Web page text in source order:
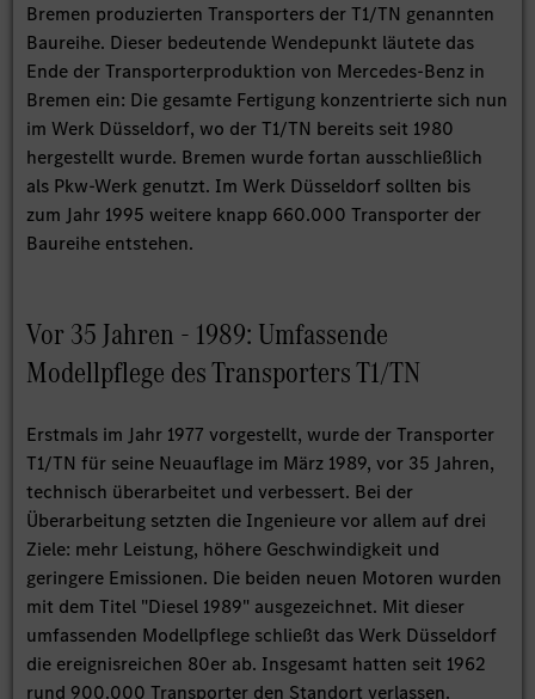
Bremen produzierten Transporters der T1/TN genannten
Baureihe. Dieser bedeutende Wendepunkt läutete das
Ende der Transporterproduktion von Mercedes-Benz in
Bremen ein: Die gesamte Fertigung konzentrierte sich nun
im Werk Düsseldorf, wo der T1/TN bereits seit 1980
hergestellt wurde. Bremen wurde fortan ausschließlich
als Pkw-Werk genutzt. Im Werk Düsseldorf sollten bis
zum Jahr 1995 weitere knapp 660.000 Transporter der
Baureihe entstehen.
Vor 35 Jahren - 1989: Umfassende
Modellpflege des Transporters T1/TN
Erstmals im Jahr 1977 vorgestellt, wurde der Transporter
T1/TN für seine Neuauflage im März 1989, vor 35 Jahren,
technisch überarbeitet und verbessert. Bei der
Überarbeitung setzten die Ingenieure vor allem auf drei
Ziele: mehr Leistung, höhere Geschwindigkeit und
geringere Emissionen. Die beiden neuen Motoren wurden
mit dem Titel "Diesel 1989" ausgezeichnet. Mit dieser
umfassenden Modellpflege schließt das Werk Düsseldorf
die ereignisreichen 80er ab. Insgesamt hatten seit 1962
rund 900.000 Transporter den Standort verlassen.